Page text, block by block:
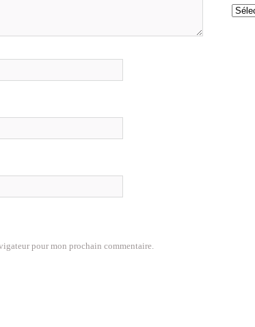
pour mon prochain commentaire.